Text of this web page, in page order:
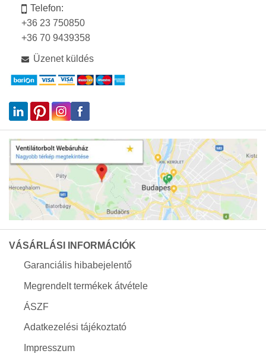
Telefon:
+36 23 750850
+36 70 9439358
Üzenet küldés
VÁSÁRLÁSI INFORMÁCIÓK
Garanciális hibabejelentő
Megrendelt termékek átvétele
ÁSZF
Adatkezelési tájékoztató
Impresszum